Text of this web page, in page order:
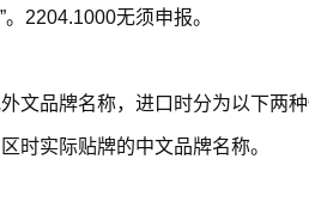
2204.1000无须申报。
文品牌名称，进口时分为以下两
时实际贴牌的中文品牌名称。